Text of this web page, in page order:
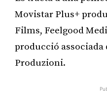
Movistar Plus+
Films, Feelgood
producció associada
Produzioni.